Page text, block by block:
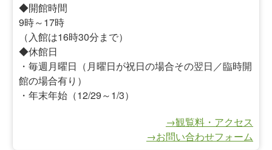
◆開館時間
9時～17時
（入館は16時30分まで）
◆休館日
・毎週月曜日（月曜日が祝日の場合その翌日／臨時開
館の場合有り）
・年末年始（12/29～1/3）
→観覧料・アクセス
→お問い合わせフォーム